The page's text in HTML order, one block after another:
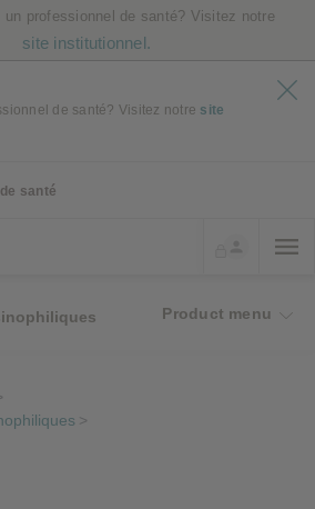
un professionnel de santé? Visitez notre
site institutionnel.
de santé? Visitez notre site
santé
Product menu
>